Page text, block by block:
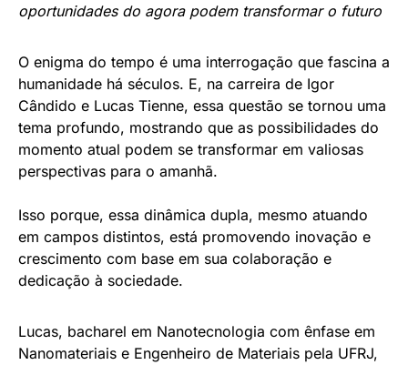
oportunidades do agora podem transformar o futuro
O enigma do tempo é uma interrogação que fascina a
humanidade há séculos. E, na carreira de Igor
Cândido e Lucas Tienne, essa questão se tornou uma
tema profundo, mostrando que as possibilidades do
momento atual podem se transformar em valiosas
perspectivas para o amanhã.
Isso porque, essa dinâmica dupla, mesmo atuando
em campos distintos, está promovendo inovação e
crescimento com base em sua colaboração e
dedicação à sociedade.
Lucas, bacharel em Nanotecnologia com ênfase em
Nanomateriais e Engenheiro de Materiais pela UFRJ,